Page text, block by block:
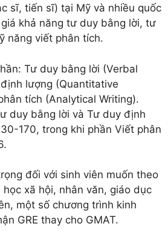
sĩ, tiến sĩ) tại Mỹ và nhiều quốc
giá khả năng tư duy bằng lời, tư
năng viết phân tích.
Tư duy bằng lời (Verbal
lượng (Quantitative
tích (Analytical Writing).
duy bằng lời và Tư duy định
170, trong khi phần Viết phân
đối với sinh viên muốn theo
xã hội, nhân văn, giáo dục
một số chương trình kinh
GRE thay cho GMAT.